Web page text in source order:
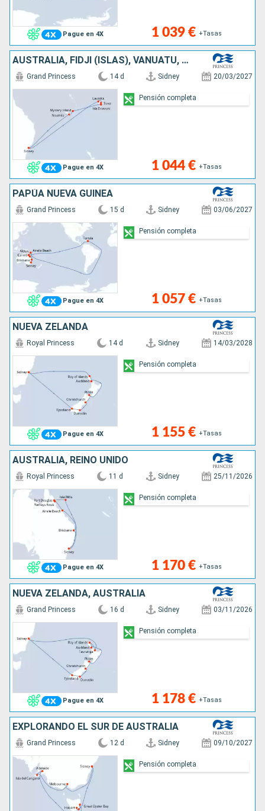
Pague en 4X 1 039 € +Tasas
AUSTRALIA, FIDJI (ISLAS), VANUATU, NUEVA CALEDONIA
Pague en 4X
Grand Princess 14 d Sidney 20/03/2027
1 044 € +Tasas
Pensión completa
PAPÚA NUEVA GUINEA
Pague en 4X
Grand Princess 15 d Sidney 03/06/2027
1 057 € +Tasas
Pensión completa
NUEVA ZELANDA
Pague en 4X
Royal Princess 14 d Sidney 14/03/2028
1 155 € +Tasas
Pensión completa
AUSTRALIA, REINO UNIDO
Pague en 4X
Royal Princess 11 d Sidney 25/11/2026
1 170 € +Tasas
Pensión completa
NUEVA ZELANDA, AUSTRALIA
Pague en 4X
Grand Princess 16 d Sidney 03/11/2026
1 178 € +Tasas
Pensión completa
EXPLORANDO EL SUR DE AUSTRALIA
Grand Princess 12 d Sidney 09/10/2027
Pensión completa